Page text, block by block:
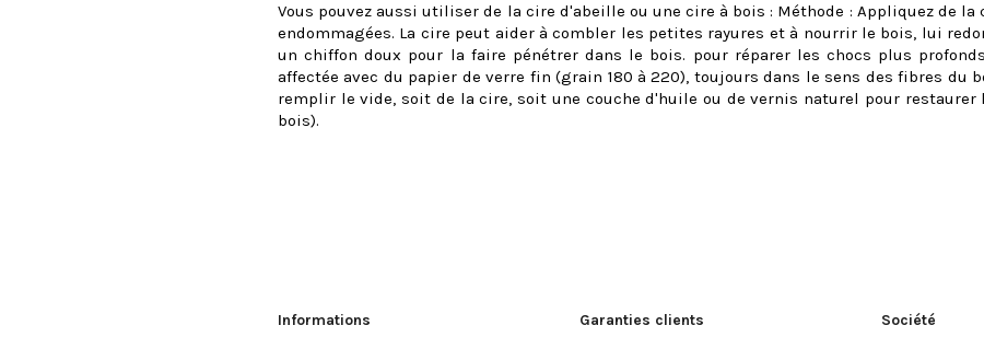
Vous pouvez aussi utiliser de la cire d'abeille ou une cire à bois : Méthode : Appliquez de
endommagées. La cire peut aider à combler les petites rayures et à nourrir le bois, lui
un chiffon doux pour la faire pénétrer dans le bois. pour réparer les chocs plus
affectée avec du papier de verre fin (grain 180 à 220), toujours dans le sens des fibres du
remplir le vide, soit de la cire, soit une couche d'huile ou de vernis naturel pour
bois).
Informations
Garanties clients
Société